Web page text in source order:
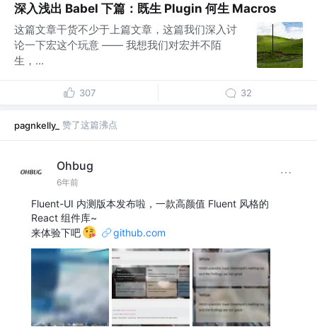
深入浅出 Babel 下篇：既生 Plugin 何生 Macros
这篇文章干货不少于上篇文章，这篇我们深入讨
论一下宏这个玩意 —— 我想我们对宏并不陌
生，...
307 32
pagnkelly_ 赞了这篇沸点
Ohbug
6年前
Fluent-UI 内测版本发布啦，一款高颜值 Fluent 风格的
React 组件库~
来体验下吧
github.com